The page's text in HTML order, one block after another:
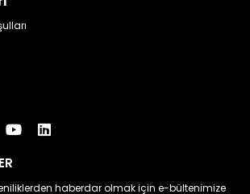
haberdar olmak için e-bültenimize